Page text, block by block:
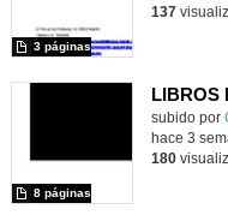
3 páginas
137
LIBROS
subido por
8 páginas
hace 3
180